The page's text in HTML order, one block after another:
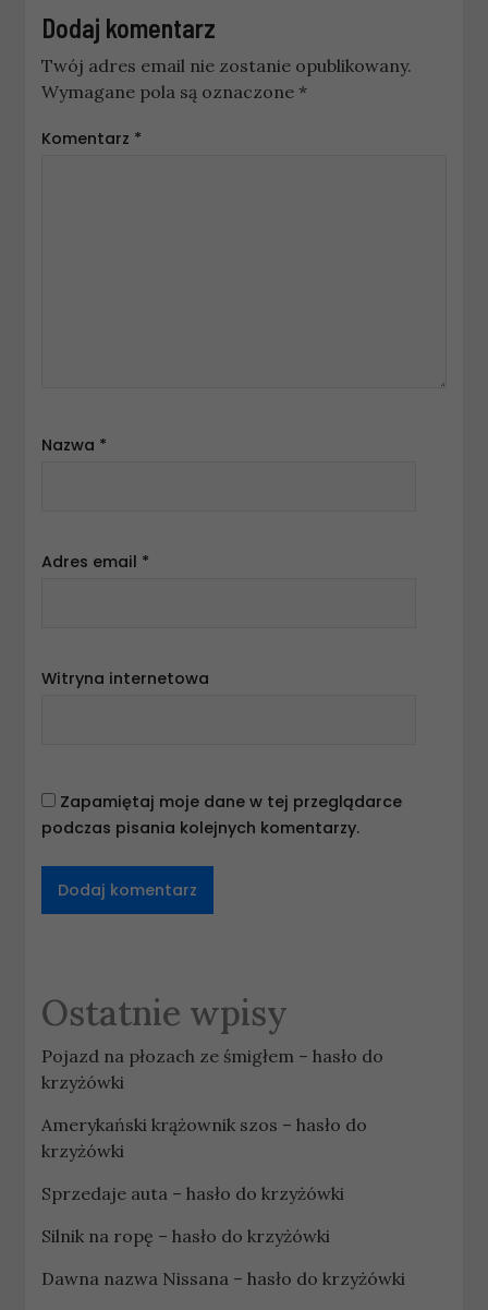
Dodaj komentarz
Twój adres email nie zostanie opublikowany.
Wymagane pola są oznaczone *
Komentarz *
Nazwa *
Adres email *
Witryna internetowa
Zapamiętaj moje dane w tej przeglądarce
podczas pisania kolejnych komentarzy.
Ostatnie wpisy
Pojazd na płozach ze śmigłem – hasło do
krzyżówki
Amerykański krążownik szos – hasło do
krzyżówki
Sprzedaje auta – hasło do krzyżówki
Silnik na ropę – hasło do krzyżówki
Dawna nazwa Nissana – hasło do krzyżówki